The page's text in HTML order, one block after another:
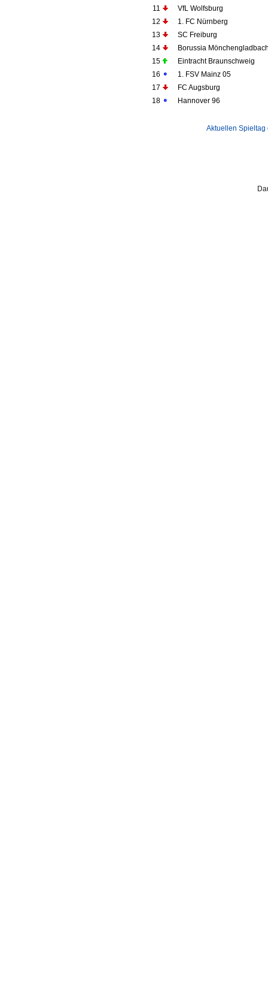
11
VfL Wolfsburg
12
1. FC Nürnberg
13
SC Freiburg
14
Borussia
15
Eintracht Braunschweig
16
1. FSV Mainz 05
17
FC Augsburg
18
Hannover 96
Aktuellen Spieltag